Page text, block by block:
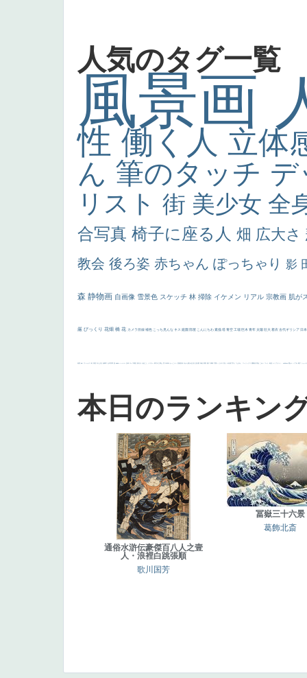
人気のタグ一覧
風景画
性 働く人 立体
ん 筆のタッチ
リスト 街 美少女 全
合写真 椅子に座る人 畑 広大さ
教会 後ろ姿 赤ちゃん ぽっちゃり 影
森 静物画 自画像 雪景色 スケッチ 林 掃除 イケメン リアル 宗教画 肌が
厳 びっくり 花畑 橋 花 カメラ目線 補色 こっち見んな キス 庭園 部屋 こんにちわ 素描 塔 青空 工場 巨木 青年 太陽 壮大 着衣 古代ギリシア 日
画質 last ヴィーナス 剣 白人少女 食事中 山本芳翠 麦 alciato ハーレム 女神 ローマ教皇 奥行き 火起こし シスター 東方の三博士 114514 かっこいい 受胎告知 天から覗き込む顔 設計図 挿絵 群衆 親子 裸婦 可愛い ピサロ ＃名画で学ぶ「たるみ」 ニーソックス 躍動感 黄色 こわい コート 畦道 レンブラント・ sekkusu 暖かい バブみ 靴下 ショッ
本日のランキン
通俗水滸伝豪傑百八人之壹
人・浪裡白跳張順
歌川国芳
冨嶽三十六景
葛飾北斎